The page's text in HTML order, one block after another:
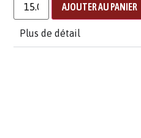
AJOUTER AU PANIER
Plus de détail